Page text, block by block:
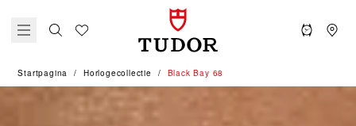
Startpagina Horlogecollectie Black Bay 68